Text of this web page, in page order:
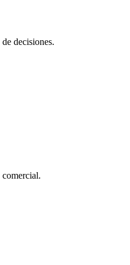
decisiones.
comercial.